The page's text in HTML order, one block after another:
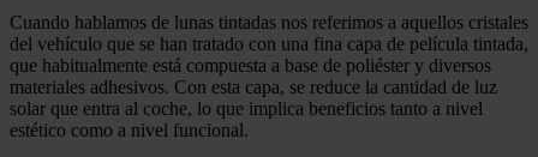
Cuando hablamos de lunas tintadas nos referimos a aquellos cristales
del vehículo que se han tratado con una fina capa de película tintada,
que habitualmente está compuesta a base de poliéster y diversos
materiales adhesivos. Con esta capa, se reduce la cantidad de luz
solar que entra al coche, lo que implica beneficios tanto a nivel
estético como a nivel funcional.